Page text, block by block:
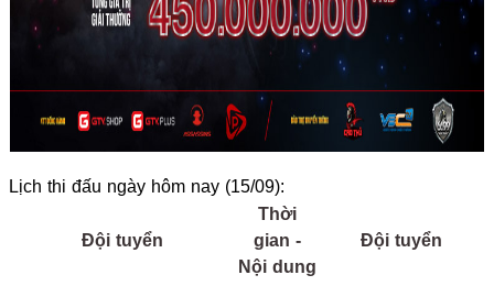
Lịch thi đấu ngày hôm nay (15/09):
Đội tuyển
Thời
gian -
Nội dung
Đội tuyển